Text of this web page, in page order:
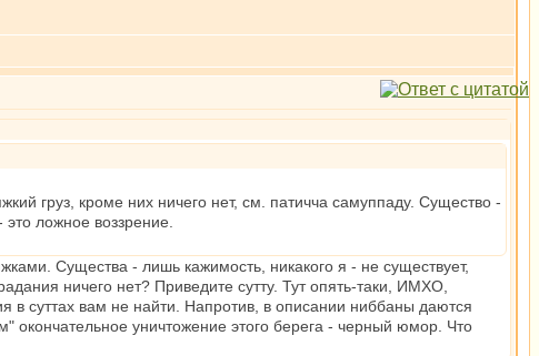
груз, кроме них ничего нет, см. патичча самуппаду. Существо -
ложное воззрение.
Существа - лишь кажимость, никакого я - не существует,
ничего нет? Приведите сутту. Тут опять-таки, ИМХО,
в суттах вам не найти. Напротив, в описании ниббаны даются
окончательное уничтожение этого берега - черный юмор. Что